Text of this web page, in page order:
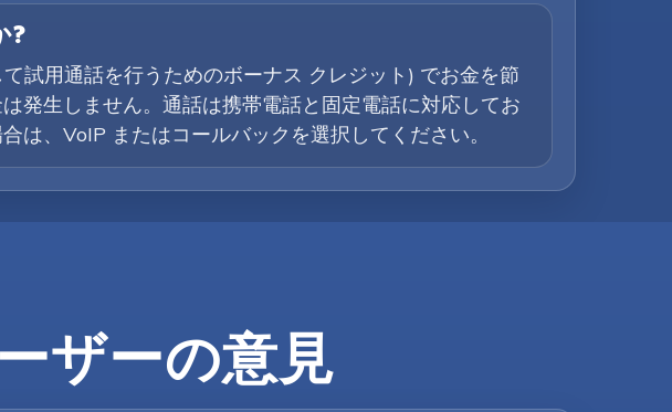
?
試用通話を行うためのボーナス クレジット) でお金を節
発生しません。通話は携帯電話と固定電話に対応してお
は、VoIP またはコールバックを選択してください。
ザーの意見